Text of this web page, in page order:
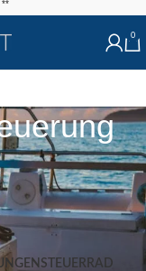
**
0
STEUERRAD